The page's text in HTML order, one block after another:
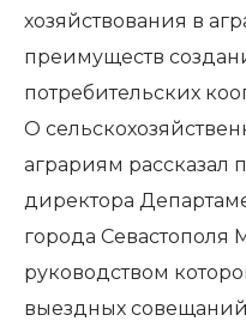
хозяйствования в
преимуществ
потребительских
О
аграриям рассказал
директора
города
руководством
выездных